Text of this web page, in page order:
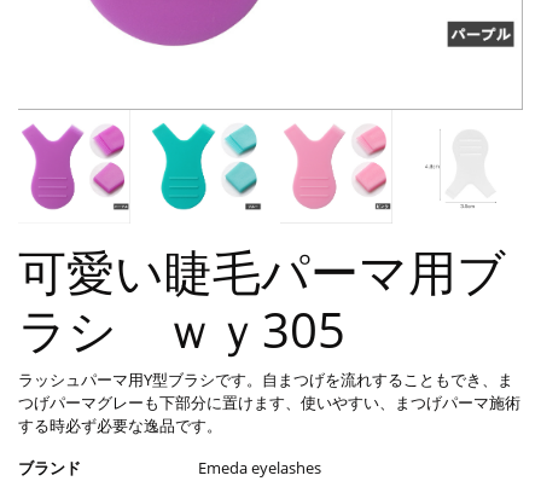
可愛い睫毛パーマ用ブ
ラシ ｗｙ305
ラッシュパーマ用Y型ブラシです。自まつげを流れすることもでき、ま
つげパーマグレーも下部分に置けます、使いやすい、まつげパーマ施術
する時必ず必要な逸品です。
ブランド
Emeda eyelashes